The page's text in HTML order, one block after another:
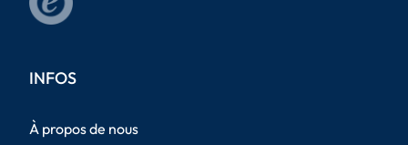
INFOS
À propos de nous